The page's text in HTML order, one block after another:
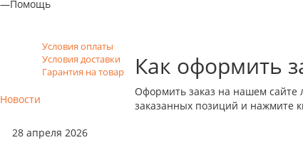
—Помощь
Как оформить
Оформить заказ на нашем сайте
заказанных позиций и нажмите
Условия оплаты
Условия доставки
Гарантия на товар
Новости
28 апреля 2026